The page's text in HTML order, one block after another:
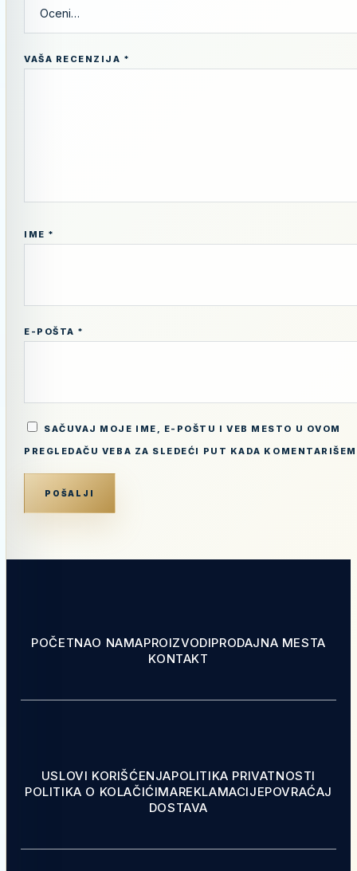
VAŠA RECENZIJA *
IME *
E-POŠTA *
SAČUVAJ MOJE IME, E-POŠTU I VEB MESTO U OVOM
PREGLEDAČU VEBA ZA SLEDEĆI PUT KADA
POČETNAO NAMAPROIZVODIPRODAJNA MESTA
KONTAKT
USLOVI KORIŠĆENJAPOLITIKA PRIVATNOSTI
POLITIKA O KOLAČIĆIMAREKLAMACIJEPOVRAĆAJ
DOSTAVA